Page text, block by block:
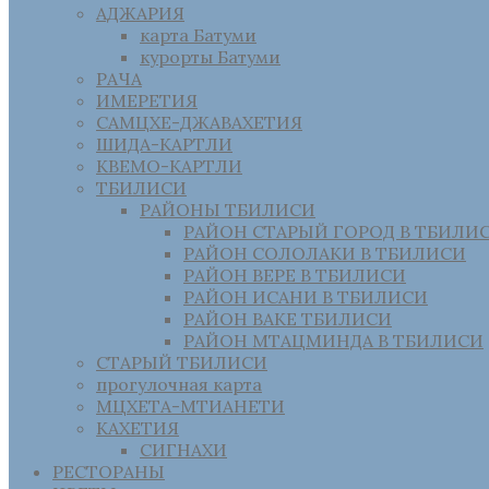
АДЖАРИЯ
карта Батуми
курорты Батуми
РАЧА
ИМЕРЕТИЯ
САМЦХЕ-ДЖАВАХЕТИЯ
ШИДА-КАРТЛИ
КВЕМО-КАРТЛИ
ТБИЛИСИ
РАЙОНЫ ТБИЛИСИ
РАЙОН СТАРЫЙ ГОРОД В
РАЙОН СОЛОЛАКИ В ТБИЛИСИ
РАЙОН ВЕРЕ В ТБИЛИСИ
РАЙОН ИСАНИ В ТБИЛИСИ
РАЙОН ВАКЕ ТБИЛИСИ
РАЙОН МТАЦМИНДА В ТБИЛИСИ
СТАРЫЙ ТБИЛИСИ
прогулочная карта
МЦХЕТА-МТИАНЕТИ
КАХЕТИЯ
СИГНАХИ
РЕСТОРАНЫ